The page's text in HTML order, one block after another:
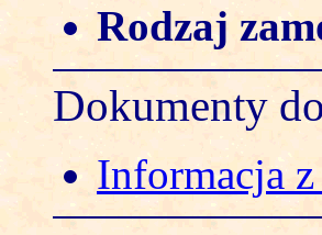
Rodzaj
Dokumenty
Informacja